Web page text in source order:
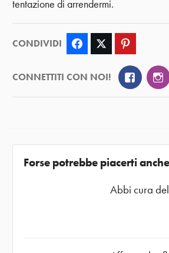
tentazione di arrendermi.
CONDIVIDI Facebook Twitter
CONNETTITI CON NOI!
Forse potrebbe piacerti
Abbi cura